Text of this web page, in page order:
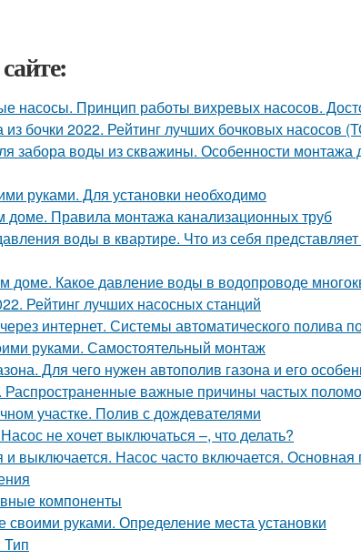
насосы. Принцип работы вихревых насосов.
бочки 2022. Рейтинг лучших бочковых насосов
забора воды из скважины. Особенности монтажа
руками. Для установки необходимо
доме. Правила монтажа канализационных труб
воды в квартире. Что из себя
Какое давление воды в водопроводе
Рейтинг лучших насосных станций
интернет. Системы автоматического полива
руками. Самостоятельный монтаж
Для чего нужен автополив газона и его
Распространенные важные причины частых
участке. Полив с дождевателями
не хочет выключаться –, что делать?
и выключается. Насос часто включается. Основная
компоненты
своими руками. Определение места установки
Тип